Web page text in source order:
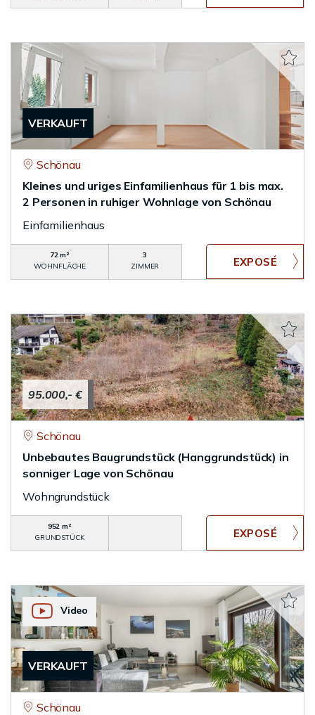
VERKAUFT
Schönau
Kleines und uriges Einfamilienhaus für 1 bis max.
2 Personen in ruhiger Wohnlage von Schönau
Einfamilienhaus
72 m²
WOHNFLÄCHE
3
ZIMMER
95.000,- €
Schönau
Unbebautes Baugrundstück (Hanggrundstück) in
sonniger Lage von Schönau
Wohngrundstück
952 m²
GRUNDSTÜCK
VERKAUFT
Video
Schönau